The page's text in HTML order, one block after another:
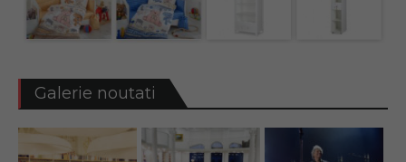
Galerie noutati